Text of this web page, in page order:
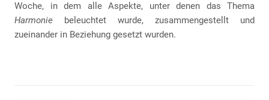
Woche, in dem alle Aspekte, unter denen das Thema
Harmonie beleuchtet wurde, zusammengestellt und
zueinander in Beziehung gesetzt wurden.